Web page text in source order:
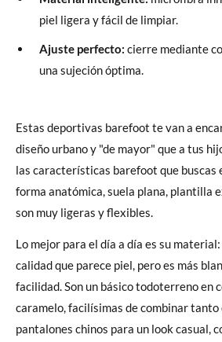
piel ligera y fácil de limpiar.
Ajuste perfecto: cierre mediante
una sujeción óptima.
Estas deportivas barefoot te van a
diseño urbano y "de mayor" que a tus
las características barefoot que buscas
forma anatómica, suela plana, plantilla
son muy ligeras y flexibles.
Lo mejor para el día a día es su
calidad que parece piel, pero es más
facilidad. Son un básico todoterreno en
caramelo, facilísimas de combinar tanto
pantalones chinos para un look casual,